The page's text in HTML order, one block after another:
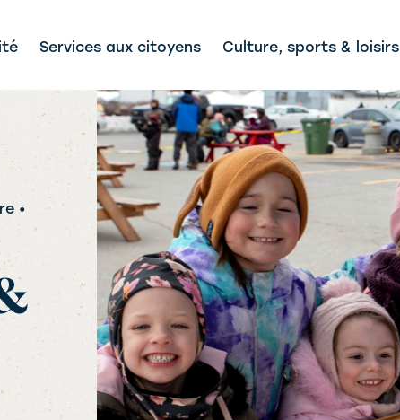
Services aux citoyens Culture, sports & loisirs
•